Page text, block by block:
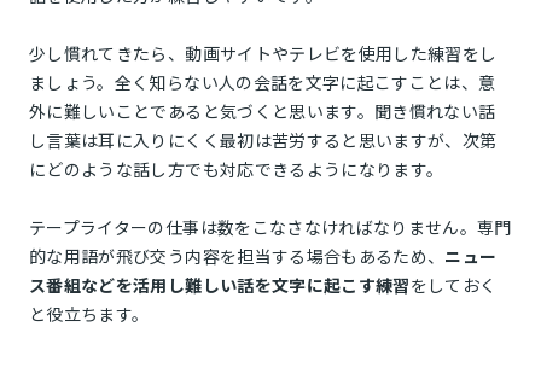
少し慣れてきたら、動画サイトやテレビを使用した練習をし
ましょう。全く知らない人の会話を文字に起こすことは、意
外に難しいことであると気づくと思います。聞き慣れない話
し言葉は耳に入りにくく最初は苦労すると思いますが、次第
にどのような話し方でも対応できるようになります。
テープライターの仕事は数をこなさなければなりません。専門
的な用語が飛び交う内容を担当する場合もあるため、 ニュー
ス番組などを活用し難しい話を文字に起こす練習をしておく
と役立ちます。